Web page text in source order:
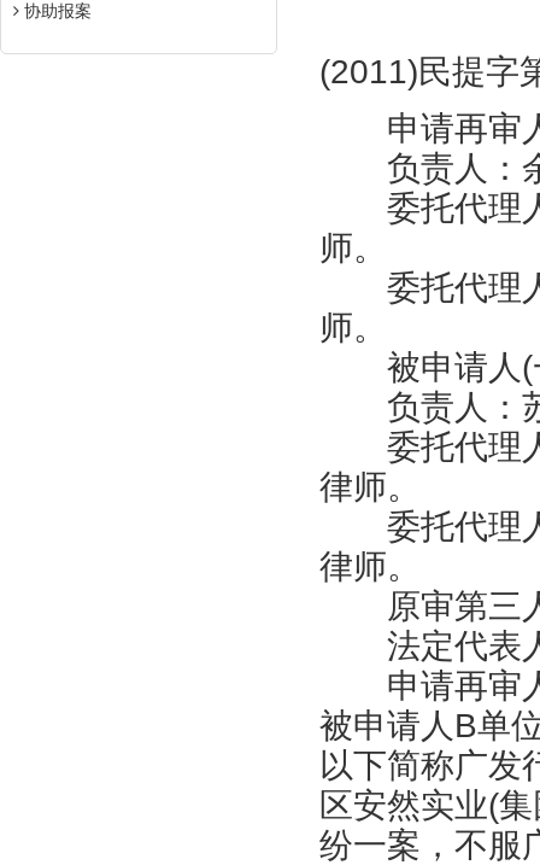
协助报案
(2011)民提字
申请再审人
负责人：余
委托代理人
师。
委托代理人
师。
被申请人(
负责人：苏
委托代理人
律师。
委托代理人
律师。
原审第三
法定代表人
申请再审人
被申请人B单
以下简称广发
区安然实业(
纷一案，不服